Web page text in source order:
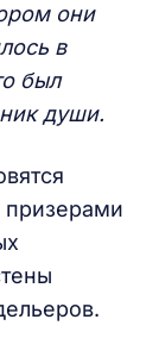
они
в
был
души.
призерами